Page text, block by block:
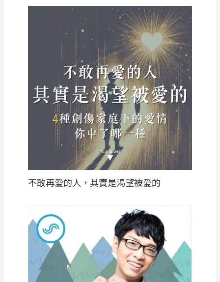
不敢再愛的人，其實是渴望被愛的